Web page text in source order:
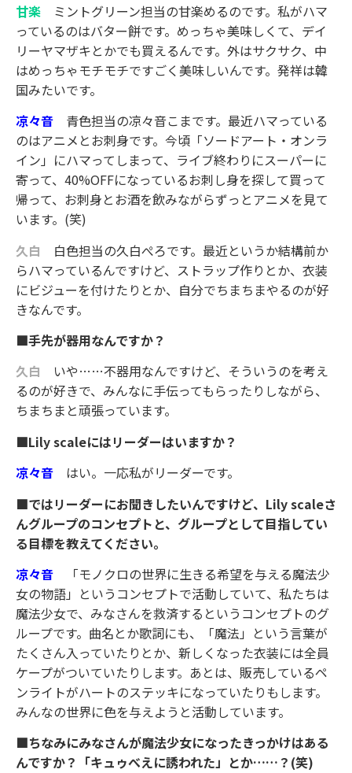
甘楽 ミントグリーン担当の甘楽めるのです。私がハマ
っているのはバター餅です。めっちゃ美味しくて、デイ
リーヤマザキとかでも買えるんです。外はサクサク、中
はめっちゃモチモチですごく美味しいんです。発祥は韓
国みたいです。
凉々音 青色担当の凉々音こまです。最近ハマっている
のはアニメとお刺身です。今頃「ソードアート・オンラ
イン」にハマってしまって、ライブ終わりにスーパーに
寄って、40%OFFになっているお刺し身を探して買って
帰って、お刺身とお酒を飲みながらずっとアニメを見て
います。(笑)
久白 白色担当の久白ぺろです。最近というか結構前か
らハマっているんですけど、ストラップ作りとか、衣装
にビジューを付けたりとか、自分でちまちまやるのが好
きなんです。
■手先が器用なんですか？
久白 いや……不器用なんですけど、そういうのを考え
るのが好きで、みんなに手伝ってもらったりしながら、
ちまちまと頑張っています。
■Lily scaleにはリーダーはいますか？
凉々音 はい。一応私がリーダーです。
■ではリーダーにお聞きしたいんですけど、Lily scaleさ
んグループのコンセプトと、グループとして目指してい
る目標を教えてください。
凉々音 「モノクロの世界に生きる希望を与える魔法少
女の物語」というコンセプトで活動していて、私たちは
魔法少女で、みなさんを救済するというコンセプトのグ
ループです。曲名とか歌詞にも、「魔法」という言葉が
たくさん入っていたりとか、新しくなった衣装には全員
ケープがついていたりします。あとは、販売しているペ
ンライトがハートのステッキになっていたりもします。
みんなの世界に色を与えようと活動しています。
■ちなみにみなさんが魔法少女になったきっかけはある
んですか？「キュゥべえに誘われた」とか……？(笑)